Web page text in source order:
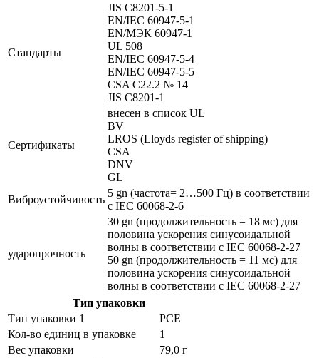
Стандарты
JIS C8201-5-1
EN/IEC 60947-5-1
EN/МЭК 60947-1
UL 508
EN/IEC 60947-5-4
EN/IEC 60947-5-5
CSA C22.2 № 14
JIS C8201-1
Сертификаты
внесен в список UL
BV
LROS (Lloyds register of shipping)
CSA
DNV
GL
Виброустойчивость
5 gn (частота= 2…500 Гц) в соответствии
с IEC 60068-2-6
ударопрочность
30 gn (продолжительность = 18 мс) для
половина ускорения синусоидальной
волны в соответствии с IEC 60068-2-27
50 gn (продолжительность = 11 мс) для
половина ускорения синусоидальной
волны в соответствии с IEC 60068-2-27
Тип упаковки
Тип упаковки 1
PCE
Кол-во единиц в упаковке
1
Вес упаковки
79,0 г